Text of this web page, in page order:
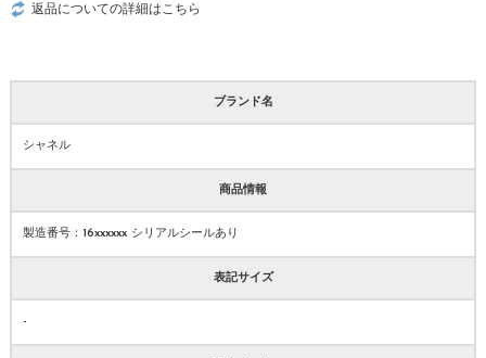
返品についての詳細はこちら
ブランド名
シャネル
商品情報
製造番号：16xxxxxx シリアルシールあり
表記サイズ
-